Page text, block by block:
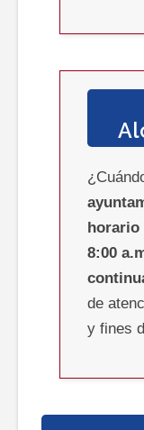
horario
8:00
de
y fines